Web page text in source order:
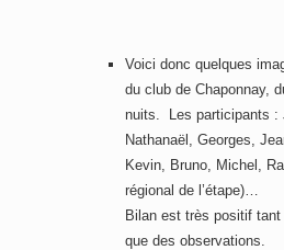
Voici donc quelques
du club de Chaponnay,
nuits. Les participants :
Nathanaël, Georges,
Kevin, Bruno, Michel,
régional de l’étape)…
Bilan est très positif
que des observations.